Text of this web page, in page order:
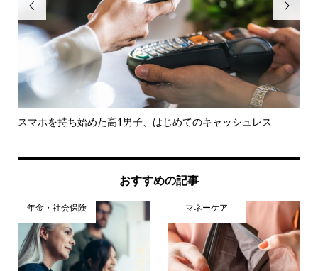

スマホを持ち始めた高1男子、はじめてのキャッシュレス

おすすめの記事
年金・社会保険 マネーケア